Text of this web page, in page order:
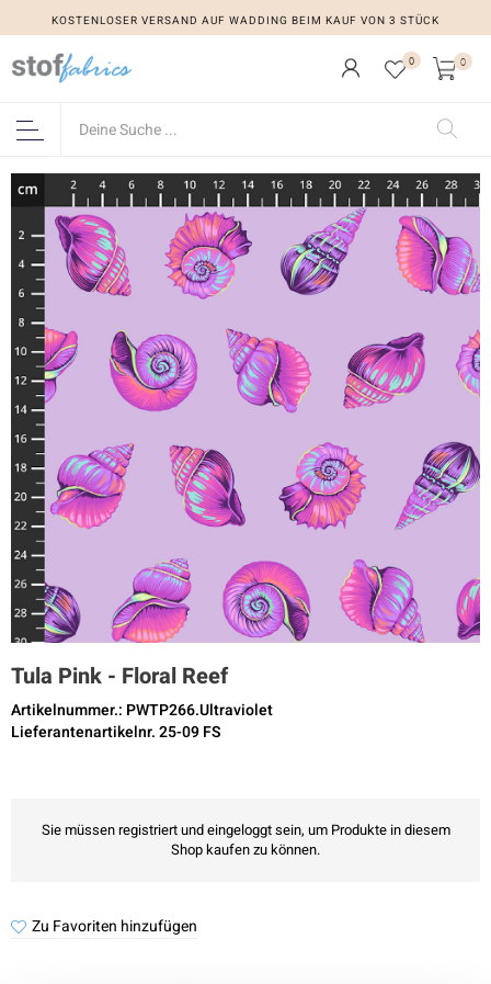
KOSTENLOSER VERSAND AUF WADDING BEIM KAUF VON 3 STÜCK
0 0
Tula Pink - Floral Reef
Artikelnummer.: PWTP266.Ultraviolet
Lieferantenartikelnr. 25-09 FS
Sie müssen registriert und eingeloggt sein, um Produkte in diesem
Shop kaufen zu können.
Zu Favoriten hinzufügen